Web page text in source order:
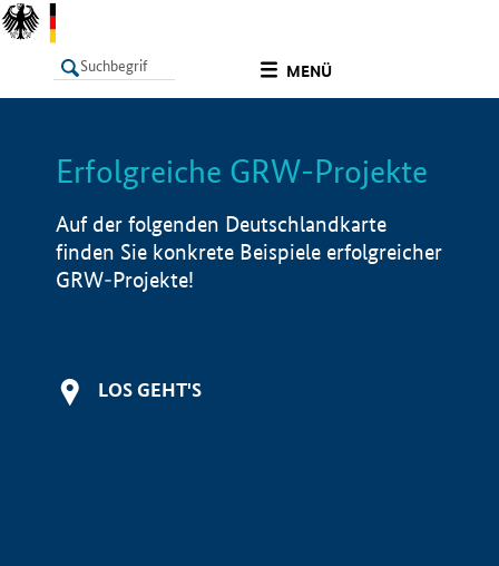
MENÜ
LISTE Info
Erfolgreiche GRW-Projekte
Auf der folgenden Deutschlandkarte
finden Sie konkrete Beispiele erfolgreicher
GRW-Projekte!
LOS GEHT'S